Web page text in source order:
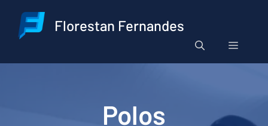
para
Florestan Fernandes
Menu
Polos